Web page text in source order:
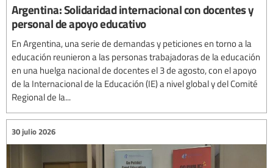
Argentina: Solidaridad internacional con docentes y
personal de apoyo educativo
En Argentina, una serie de demandas y peticiones en torno a la
educación reunieron a las personas trabajadoras de la educación
en una huelga nacional de docentes el 3 de agosto, con el apoyo
de la Internacional de la Educación (IE) a nivel global y del Comité
Regional de la...
30 julio 2026